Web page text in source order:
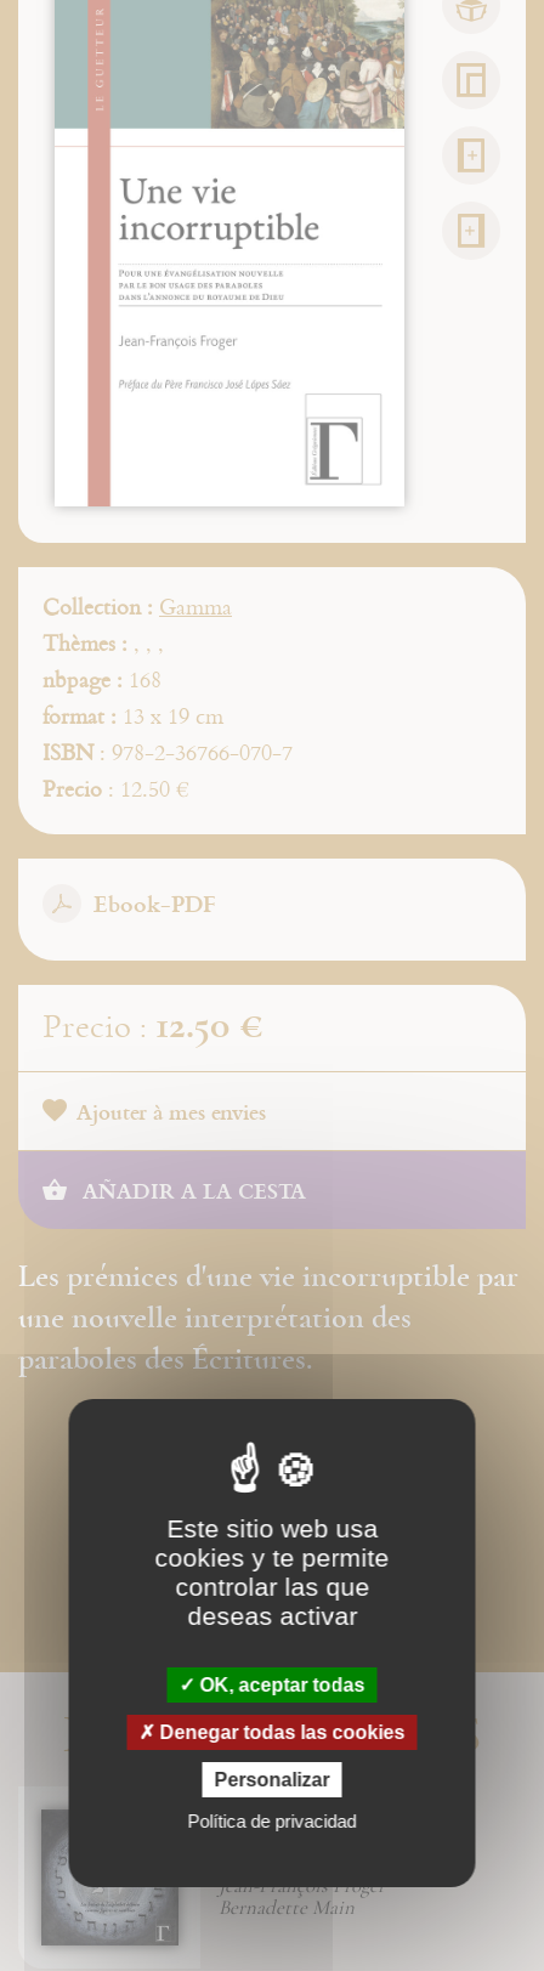
Collection : Gamma
Thèmes : , , ,
nbpage : 168
format : 13 x 19 cm
ISBN: 978-2-36766-070-7
Precio : 12.50 €
Ebook-PDF
Precio : 12.50 €
Ajouter à mes envies
AÑADIR A LA CESTA
Les prémices d'une vie incorruptible par
une nouvelle interprétation des
paraboles des Écritures.
LIVRES ASSOCIÉS
Jean-François Froger
Bernadette Main
Este sitio web usa
cookies y te permite
controlar las que
deseas activar
OK, aceptar todas
Denegar todas las cookies
Personalizar
Política de privacidad